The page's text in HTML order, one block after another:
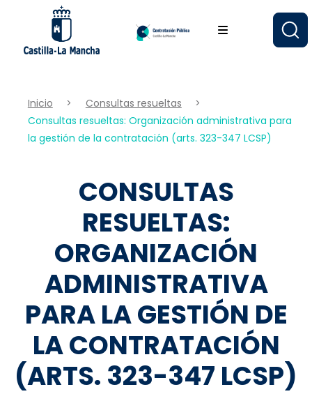
contenido
Inicio
Consultas resueltas
Consultas resueltas: Organización administrativa para
la gestión de la contratación (arts. 323-347 LCSP)
CONSULTAS
RESUELTAS:
ORGANIZACIÓN
ADMINISTRATIVA
PARA LA GESTIÓN DE
LA CONTRATACIÓN
(ARTS. 323-347 LCSP)